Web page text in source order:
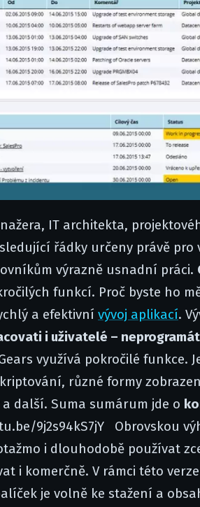
IT architekta,
řádky určeny právě
výrazně usnadní práci.
funkcí. Proč byste ho
a efektivní vývoj aplikací.
i uživatelé –
využívá pokročilé funkce.
různé formy
další. Suma sumárum jde o
9j2s94kS7jY Obrovskou
i dlouhodobě používat
i komerčně. V rámci této
je volně ke stažení a